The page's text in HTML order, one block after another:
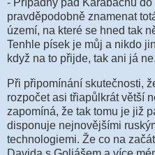
- Případný pád Karabachu
pravděpodobně znamenat
území, na které se hned tak
Tenhle písek je můj a nikdo
když na to přijde, tak ani já
Při připomínání skutečnosti,
rozpočet asi třiapůlkrát větší
zapomíná, že tak tomu je již
disponuje nejnovějšími
technologiemi. Že co na